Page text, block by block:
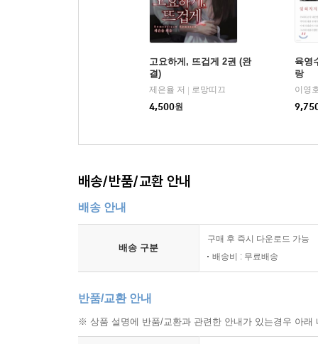
고요하게, 뜨겁게 2권 (완
결)
제은율 저 | 로망띠끄
4,500원
육영
랑
배송/반품/교환 안내
배송 안내
배송 구분
구매 후 즉시 다운로드 가능
배송비 : 무료배송
반품/교환 안내
※ 상품 설명에 반품/교환과 관련한 안내가 있는경우 아